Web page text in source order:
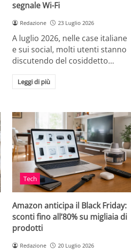
segnale Wi-Fi
Redazione 23 Luglio 2026
A luglio 2026, nelle case italiane
e sui social, molti utenti stanno
discutendo del cosiddetto…
Leggi di più
Tech
Amazon anticipa il Black Friday:
sconti fino all’80% su migliaia di
prodotti
Redazione 20 Luglio 2026